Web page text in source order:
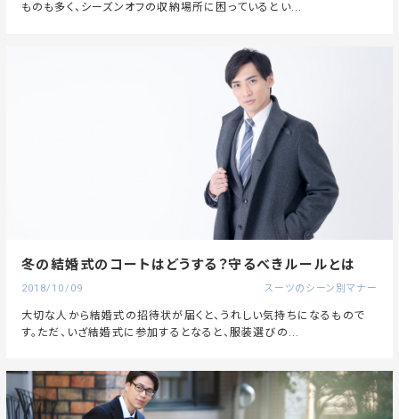
ものも多く、シーズンオフの収納場所に困っているとい...
冬の結婚式のコートはどうする？守るべきルールとは
2018/10/09 スーツのシーン別マナー
大切な人から結婚式の招待状が届くと、うれしい気持ちになるもので
す。ただ、いざ結婚式に参加するとなると、服装選びの...